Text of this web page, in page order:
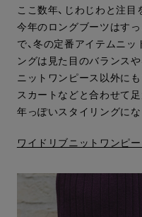
ここ数年、じわじわと注
今年のロングブーツはす
で、冬の定番アイテムニ
ングは見た目のバランスや
ニットワンピース以外に
スカートなどと合わせて
年っぽいスタイリングにな
ワイドリブニットワンピ